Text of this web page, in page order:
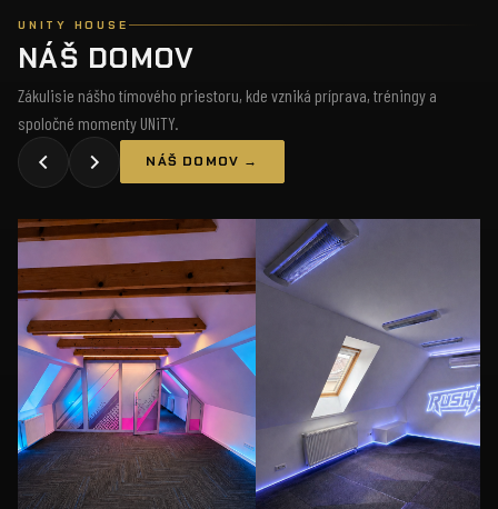
UNITY HOUSE
NÁŠ DOMOV
Zákulisie nášho tímového priestoru, kde vzniká príprava, tréningy a
spoločné momenty UNiTY.
NÁŠ DOMOV →